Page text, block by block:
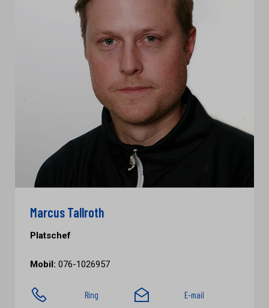
Marcus Tallroth
Platschef
Mobil: 076-1026957
Ring E-mail